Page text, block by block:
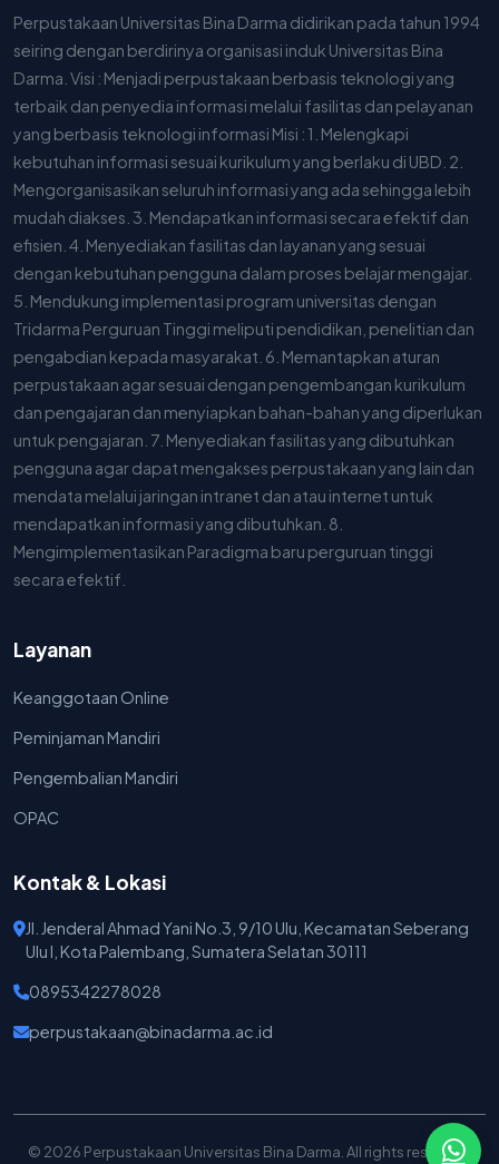
Perpustakaan Universitas Bina Darma didirikan pada tahun 1994
seiring dengan berdirinya organisasi induk Universitas Bina
Darma. Visi : Menjadi perpustakaan berbasis teknologi yang
terbaik dan penyedia informasi melalui fasilitas dan pelayanan
yang berbasis teknologi informasi Misi : 1. Melengkapi
kebutuhan informasi sesuai kurikulum yang berlaku di UBD. 2.
Mengorganisasikan seluruh informasi yang ada sehingga lebih
mudah diakses. 3. Mendapatkan informasi secara efektif dan
efisien. 4. Menyediakan fasilitas dan layanan yang sesuai
dengan kebutuhan pengguna dalam proses belajar mengajar.
5. Mendukung implementasi program universitas dengan
Tridarma Perguruan Tinggi meliputi pendidikan, penelitian dan
pengabdian kepada masyarakat. 6. Memantapkan aturan
perpustakaan agar sesuai dengan pengembangan kurikulum
dan pengajaran dan menyiapkan bahan-bahan yang diperlukan
untuk pengajaran. 7. Menyediakan fasilitas yang dibutuhkan
pengguna agar dapat mengakses perpustakaan yang lain dan
mendata melalui jaringan intranet dan atau internet untuk
mendapatkan informasi yang dibutuhkan. 8.
Mengimplementasikan Paradigma baru perguruan tinggi
secara efektif.
Layanan
Keanggotaan Online
Peminjaman Mandiri
Pengembalian Mandiri
OPAC
Kontak & Lokasi
Jl. Jenderal Ahmad Yani No.3, 9/10 Ulu, Kecamatan Seberang
Ulu I, Kota Palembang, Sumatera Selatan 30111
0895342278028
perpustakaan@binadarma.ac.id
© 2026 Perpustakaan Universitas Bina Darma. All rights reserved.